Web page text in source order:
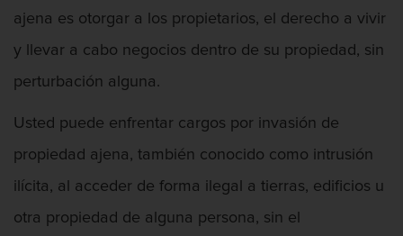
Fraude inmobiliario
Delitos de Hurto
Hurto en tiendas
Hurto mayor de auto
ajena es otorgar a los propietarios, el derecho a vivir
y llevar a cabo negocios dentro de su propiedad, sin
perturbación alguna.
Usted puede enfrentar cargos por invasión de
propiedad ajena, también conocido como intrusión
ilícita, al acceder de forma ilegal a tierras, edificios u
otra propiedad de alguna persona, sin el